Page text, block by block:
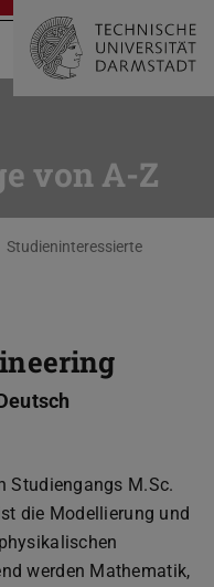
von A-Z
Studieninteressierte
Studiengangs M.Sc.
die Modellierung und
werden Mathematik,